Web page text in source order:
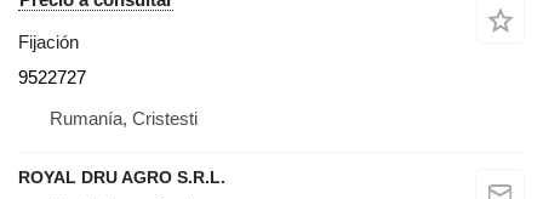
Fijación
9522727
Rumanía, Cristesti
ROYAL DRU AGRO S.R.L.